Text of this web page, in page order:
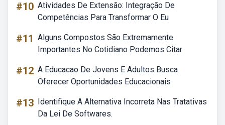
#10 Atividades De Extensão: Integração De
Competências Para Transformar O Eu
#11 Alguns Compostos São Extremamente
Importantes No Cotidiano Podemos Citar
#12 A Educacao De Jovens E Adultos Busca
Oferecer Oportunidades Educacionais
#13 Identifique A Alternativa Incorreta Nas Tratativas
Da Lei De Softwares.